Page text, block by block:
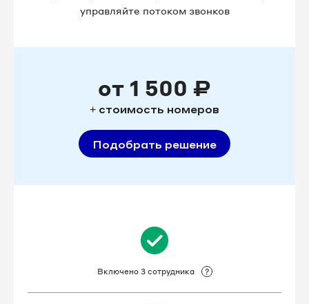
управляйте потоком звонков
от 1 500 ₽
+ стоимость номеров
Подобрать решение
Включено 3 сотрудника